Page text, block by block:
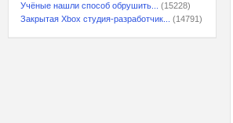
Учёные нашли способ обрушить...
(15228)
Закрытая Xbox студия-разработчик...
(14791)